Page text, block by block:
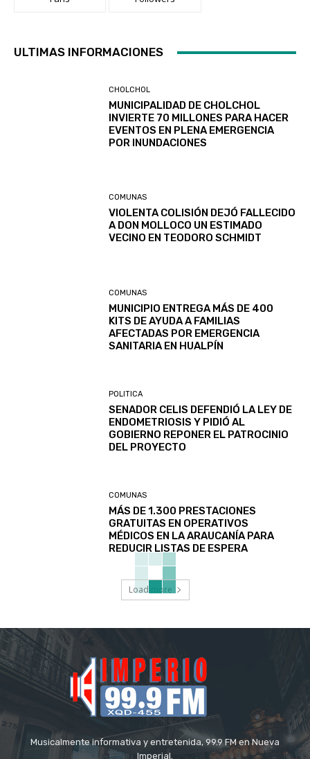
ULTIMAS INFORMACIONES
CHOLCHOL
MUNICIPALIDAD DE CHOLCHOL
INVIERTE 70 MILLONES PARA HACER
EVENTOS EN PLENA EMERGENCIA
POR INUNDACIONES
COMUNAS
VIOLENTA COLISIÓN DEJÓ FALLECIDO
A DON MOLLOCO UN ESTIMADO
VECINO EN TEODORO SCHMIDT
COMUNAS
MUNICIPIO ENTREGA MÁS DE 400
KITS DE AYUDA A FAMILIAS
AFECTADAS POR EMERGENCIA
SANITARIA EN HUALPÍN
POLITICA
SENADOR CELIS DEFENDIÓ LA LEY DE
ENDOMETRIOSIS Y PIDIÓ AL
GOBIERNO REPONER EL PATROCINIO
DEL PROYECTO
COMUNAS
MÁS DE 1.300 PRESTACIONES
GRATUITAS EN OPERATIVOS
MÉDICOS EN LA ARAUCANÍA PARA
REDUCIR LISTAS DE ESPERA
Load more
Musicalmente informativa y entretenida, 99.9 FM en Nueva
Imperial.